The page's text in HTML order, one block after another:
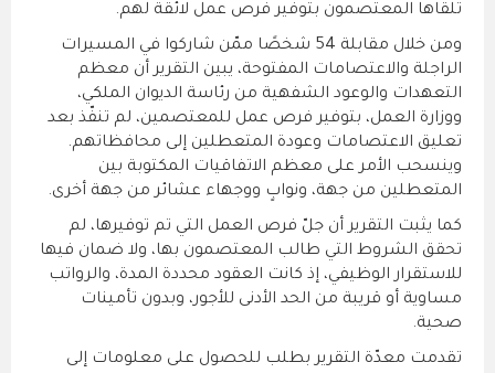
تلقاها المعتصمون بتوفير فرص عمل لائقة لهم.
ومن خلال مقابلة 54 شخصًا ممّن شاركوا في المسيرات
الراجلة والاعتصامات المفتوحة، يبين التقرير أن معظم
التعهدات والوعود الشفهية من رئاسة الديوان الملكي،
ووزارة العمل، بتوفير فرص عمل للمعتصمين، لم تنفّذ بعد
تعليق الاعتصامات وعودة المتعطلين إلى محافظاتهم.
وينسحب الأمر على معظم الاتفاقيات المكتوبة بين
المتعطلين من جهة، ونوابٍ ووجهاء عشائر من جهة أخرى.
كما يثبت التقرير أن جلّ فرص العمل التي تم توفيرها، لم
تحقق الشروط التي طالب المعتصمون بها، ولا ضمان فيها
للاستقرار الوظيفي، إذ كانت العقود محددة المدة، والرواتب
مساوية أو قريبة من الحد الأدنى للأجور، وبدون تأمينات
صحية.
تقدمت معدّة التقرير بطلب للحصول على معلومات إلى